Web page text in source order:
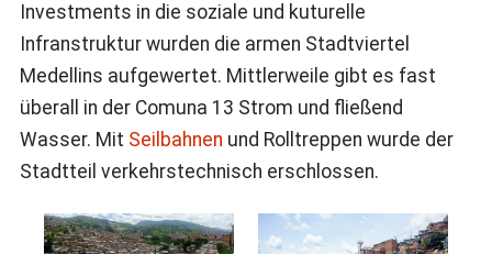
Investments in die soziale und kuturelle
Infranstruktur wurden die armen Stadtviertel
Medellins aufgewertet. Mittlerweile gibt es fast
überall in der Comuna 13 Strom und fließend
Wasser. Mit Seilbahnen und Rolltreppen wurde der
Stadtteil verkehrstechnisch erschlossen.